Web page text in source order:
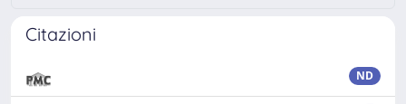
Citazioni
ND